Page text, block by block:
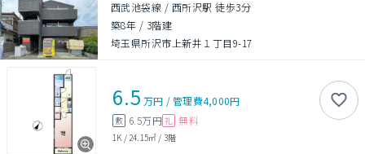
西武池袋線 / 西所沢駅 徒歩3分
築8年 / 3階建
埼玉県所沢市上新井１丁目9-17
6.5 万円 /管理費4,000円
敷 6.5万円 礼 無料
1K / 24.15㎡ / 3階